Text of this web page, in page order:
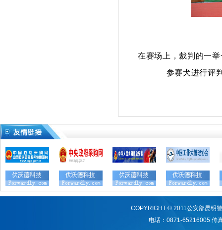
在赛场上，裁判的一举
参赛犬进行评
COPYRIGHT © 2011公安部昆明
电话：0871-65216005 传